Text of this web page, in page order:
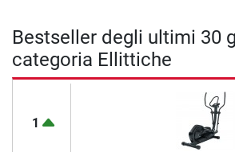
Bestseller degli ultimi 30
categoria Ellittiche
1